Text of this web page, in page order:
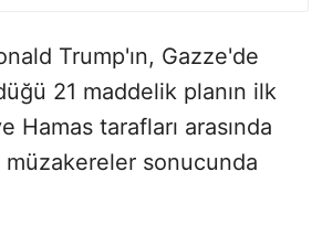
Trump'ın, Gazze'de
21 maddelik planın ilk
Hamas tarafları arasında
müzakereler sonucunda